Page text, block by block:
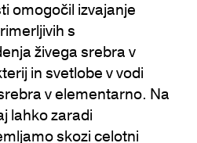
omogočil izvajanje
s
živega srebra v
in svetlobe v vodi
v elementarno. Na
lahko zaradi
skozi celotni